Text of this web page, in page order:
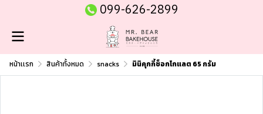
099-626-2899
หน้าเเรก สินค้าทั้งหมด snacks มินิคุกกี้ช็อกโกแลต 65 กรัม